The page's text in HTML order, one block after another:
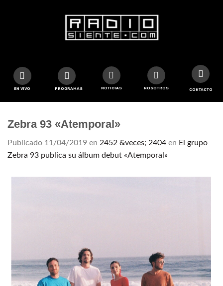
EN VIVO PROGRAMAS NOTICIAS NOSOTROS CONTACTO
Zebra 93 «Atemporal»
Publicado 11/04/2019 en 2452 &veces; 2404 en El grupo
Zebra 93 publica su álbum debut «Atemporal»